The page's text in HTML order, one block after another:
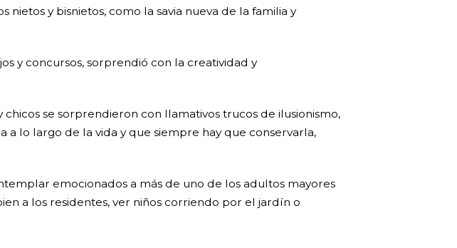
y bisnietos, como la savia nueva de la familia y
y concursos, sorprendió con la creatividad y
se sorprendieron con llamativos trucos de ilusionismo,
lo largo de la vida y que siempre hay que conservarla,
emocionados a más de uno de los adultos mayores
a los residentes, ver niños corriendo por el jardín o